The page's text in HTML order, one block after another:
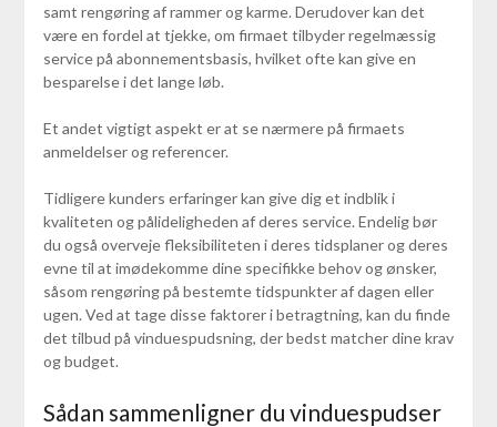
samt rengøring af rammer og karme. Derudover kan det
være en fordel at tjekke, om firmaet tilbyder regelmæssig
service på abonnementsbasis, hvilket ofte kan give en
besparelse i det lange løb.
Et andet vigtigt aspekt er at se nærmere på firmaets
anmeldelser og referencer.
Tidligere kunders erfaringer kan give dig et indblik i
kvaliteten og pålideligheden af deres service. Endelig bør
du også overveje fleksibiliteten i deres tidsplaner og deres
evne til at imødekomme dine specifikke behov og ønsker,
såsom rengøring på bestemte tidspunkter af dagen eller
ugen. Ved at tage disse faktorer i betragtning, kan du finde
det tilbud på vinduespudsning, der bedst matcher dine krav
og budget.
Sådan sammenligner du vinduespudser